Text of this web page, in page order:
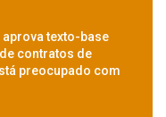
aprova texto-base
contratos de
preocupado com